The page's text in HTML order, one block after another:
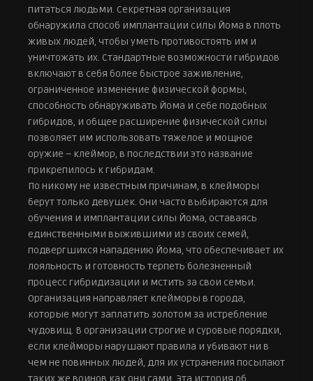
Пасть ведьмы (Часть 3)
24 июля 2007 г.
Северная война (часть 1)
31 июля 2007 г.
Северная война (часть 2)
7 августа 2007 г.
Северная война (часть 3)
14 августа 2007 г.
Вторжение в Пьету (Часть 1)
Вторжение в Пьету (Часть 2)
28 августа 2007 г.
Критическая точка (Часть 1)
4 сентября 2007 г.
Критическая точка (Часть 2)
11 сентября 2007 г.
18 сентября 2007 г.
25 сентября 2007 г.
питаться людьми. Секретная организация
обнаружила способ имплантации силы Йома в плоть
живых людей, чтобы уметь противостоять им и
уничтожать их. Стандартные возможности гибридов
включают в себя более быстрое заживление,
ограниченное изменение физической формы,
способность обнаруживать Йома и себе подобных
гибридов, и общее расширение физической силы
позволяет им использовать тяжелое и мощное
оружие – клеймор, в последствии это название
прикрепилось к гибридам.
По никому не известным причинам, в клейморы
берут только девушек. Они часто выбираются для
обучения и имплантации силы Йома, оставаясь
единственными выжившими из своих семей,
подвергшихся нападению Йома, что обеспечивает их
лояльность и готовность терпеть болезненный
процесс гибридизации и мстить за свои семьи.
Организация направляет клейморы в города,
которые могут заплатить золотом за истребление
чудовищ. В организации строгие и суровые порядки,
если клейморы нарушают правила и убивают ни в
чем не повинных людей, для их устранения посылают
таких же воинов как они сами. Эта история об